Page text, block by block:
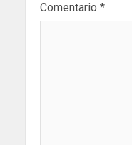
Comentario *